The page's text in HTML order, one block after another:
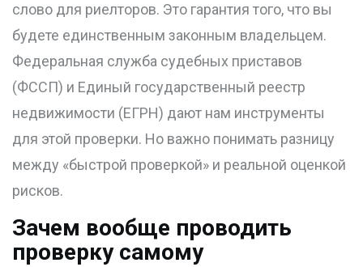
слово для риелторов. Это гарантия того, что вы
будете единственным законным владельцем.
Федеральная служба судебных приставов
(ФССП) и Единый государственный реестр
недвижимости (ЕГРН) дают нам инструменты
для этой проверки. Но важно понимать разницу
между «быстрой проверкой» и реальной оценкой
рисков.
Зачем вообще проводить
проверку самому